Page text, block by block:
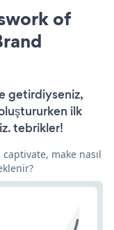
of
getirdiyseniz,
ilk
tebrikler!
make nasıl